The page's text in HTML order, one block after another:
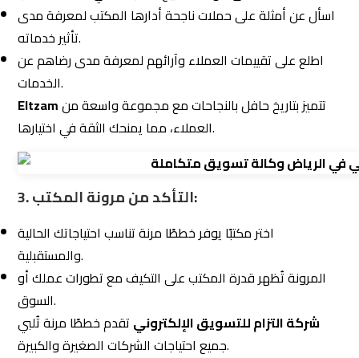
2. تقييم
التقارير
والمتابعة:
تأكد من أن المكتب يُقدم تقارير دورية تُبرز أداء الحملات
Eltzam
حملاتك.
أدوات التحليل مثل Google Analytics، وأدوات تحسين SEO مثل
Ahrefs أو SEMrush ضرورية لتحليل الأداء وتحسين النتائج.
شركة التزام للتسويق الإلكترونيتعتمد على أحدث الأدوات